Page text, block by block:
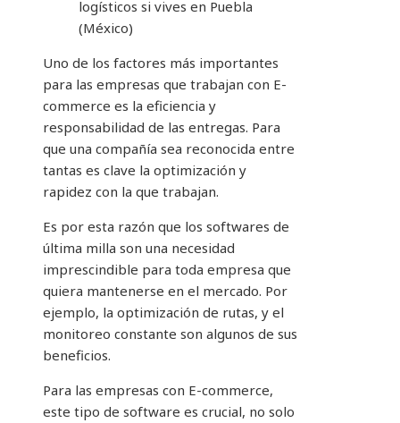
Uno de los factores más importantes
para las empresas que trabajan con E-
commerce es la eficiencia y
responsabilidad de las entregas. Para
que una compañía sea reconocida entre
tantas es clave la optimización y
rapidez con la que trabajan.
Es por esta razón que los softwares de
última milla son una necesidad
imprescindible para toda empresa que
quiera mantenerse en el mercado. Por
ejemplo, la optimización de rutas, y el
monitoreo constante son algunos de sus
beneficios.
Para las empresas con E-commerce,
este tipo de software es crucial, no solo